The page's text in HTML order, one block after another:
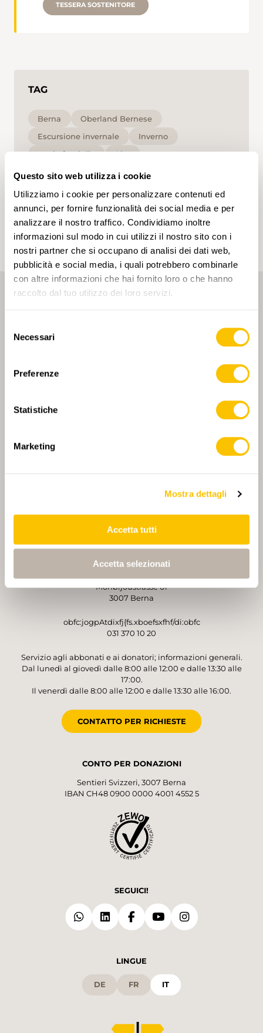
Questo sito web utilizza i cookie
Utilizziamo i cookie per personalizzare contenuti ed
annunci, per fornire funzionalità dei social media e per
analizzare il nostro traffico. Condividiamo inoltre
informazioni sul modo in cui utilizzi il nostro sito con i
nostri partner che si occupano di analisi dei dati web,
pubblicità e social media, i quali potrebbero combinarle
con altre informazioni che hai fornito loro o che hanno
raccolto dal tuo utilizzo dei loro servizi.
delNecessari
Preferenze
Statistiche
Marketing
Mostra dettagli
Accetta tutti
Accetta selezionati
TESSERA SOSTENITORE
TAG
Berna
Oberland Bernese
Escursione invernale
Inverno
per le famiglie
Alta
account e ottenere contenuti personalizzati in base
ai tuoi interessi. I tag possono essere salvati solo in
un account.
PARTNER
Monbijoustrasse 61
3007 Berna
obfc:jogpAtdixfj{fs.xboefsxfhf/di:obfc
031 370 10 20
Servizio agli abbonati e ai donatori; informazioni generali.
Dal lunedì al giovedì dalle 8:00 alle 12:00 e dalle 13:30 alle
17:00.
Il venerdì dalle 8:00 alle 12:00 e dalle 13:30 alle 16:00.
CONTATTO PER RICHIESTE
CONTO PER DONAZIONI
Sentieri Svizzeri, 3007 Berna
IBAN CH48 0900 0000 4001 4552 5
SEGUICI!
LINGUE
DE FR IT